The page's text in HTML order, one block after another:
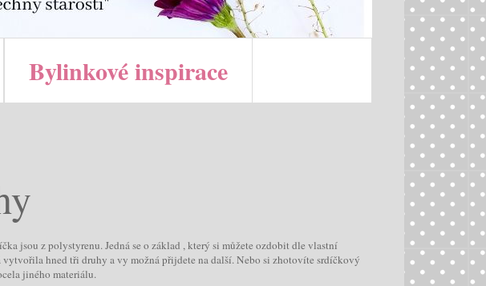
Bylinkové inspirace
jsou z polystyrenu. Jedná se o základ , který si můžete ozdobit dle vlastní
vytvořila hned tři druhy a vy možná přijdete na další. Nebo si zhotovíte srdíčkový
jiného materiálu.